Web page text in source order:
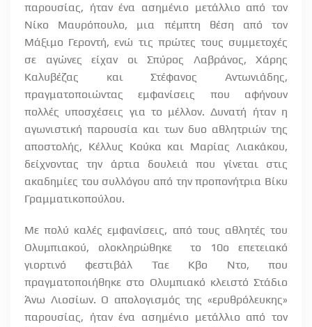
παρουσίας, ήταν ένα ασημένιο μετάλλιο από τον
Νίκο Μαυρόπουλο, μια πέμπτη θέση από τον
Μάξιμο Γεροντή, ενώ τις πρώτες τους συμμετοχές
σε αγώνες είχαν οι Σπύρος Λαβράνος, Χάρης
Καλυβέζας και Στέφανος Αντωνιάδης,
πραγματοποιώντας εμφανίσεις που αφήνουν
πολλές υποσχέσεις για το μέλλον. Δυνατή ήταν η
αγωνιστική παρουσία και των δυο αθλητριών της
αποστολής, Κέλλυς Κούκα και Μαρίας Λιακάκου,
δείχνοντας την άρτια δουλειά που γίνεται στις
ακαδημίες του συλλόγου από την προπονήτρια Βίκυ
Γραμματικοπούλου.
Με πολύ καλές εμφανίσεις, από τους αθλητές του
Ολυμπιακού, ολοκληρώθηκε το 10o επετειακό
γιορτινό φεστιβάλ Ταε Κβο Ντο, που
πραγματοποιήθηκε στο Ολυμπιακό κλειστό Στάδιο
Άνω Λιοσίων. Ο απολογισμός της «ερυθρόλευκης»
παρουσίας, ήταν ένα ασημένιο μετάλλιο από τον